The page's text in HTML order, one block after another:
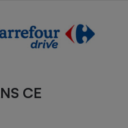
CE
Cafetière à expressos